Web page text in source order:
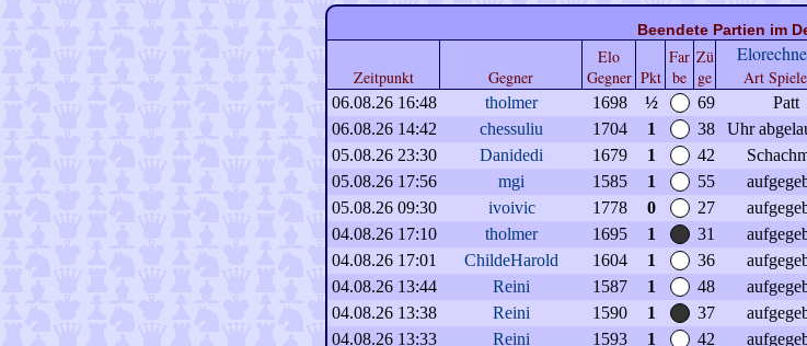
Beendete Partien im
Zeitpunkt Gegner
Elo
Gegner Pkt
Far
be
Zü
ge
Art
06.08.26 16:48 tholmer 1698 ½ 69 Patt
06.08.26 14:42
chessuliu 1704 1 38 Uhr
05.08.26 23:30
Danidedi 1679 1 42
05.08.26 17:56
mgi 1585 1 55
05.08.26 09:30
ivoivic 1778 0 27
04.08.26 17:10
tholmer 1695 1 31
04.08.26 17:01
ChildeHarold 1604 1 36
04.08.26 13:44
Reini 1587 1 48
04.08.26 13:38
Reini 1590 1 37
04.08.26 13:33
Reini 1593 1 42